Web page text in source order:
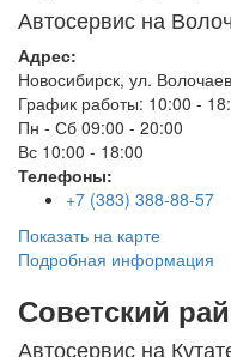
Автосервис на
Адрес:
Новосибирск, ул.
График работы: 10:00 -
Пн - Сб 09:00 - 20:00
Вс 10:00 - 18:00
Телефоны:
+7 (383) 388-88-57
Показать на карте
Подробная информация
Советский
Автосервис на